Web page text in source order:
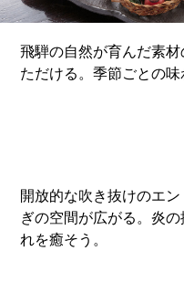
飛騨の自然が育んだ素
ただける。季節ごとの味
開放的な吹き抜けのエ
ぎの空間が広がる。炎
れを癒そう。